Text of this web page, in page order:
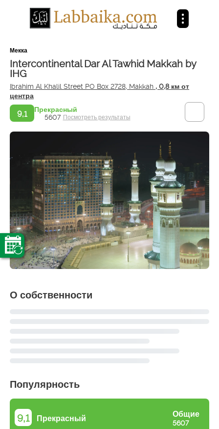
Мекка
Intercontinental Dar Al Tawhid Makkah by
IHG
Ibrahim Al Khalil Street PO Box 2728, Makkah , 0,8 км от
центра
9,1
Прекрасный
5607 Посмотреть результаты
О собственности
Популярность
9,1 Прекрасный Общие
5607